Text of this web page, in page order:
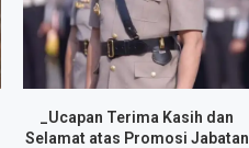
_Ucapan Terima Kasih dan
Selamat atas Promosi Jabatan